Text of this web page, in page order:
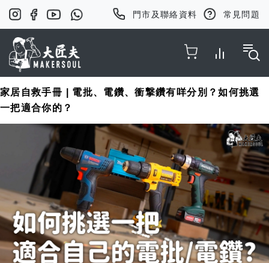
門市及聯絡資料 常見問題
家居自救手冊 | 電批、電鑽、衝撃鑽有咩分別？如何挑選
一把適合你的？